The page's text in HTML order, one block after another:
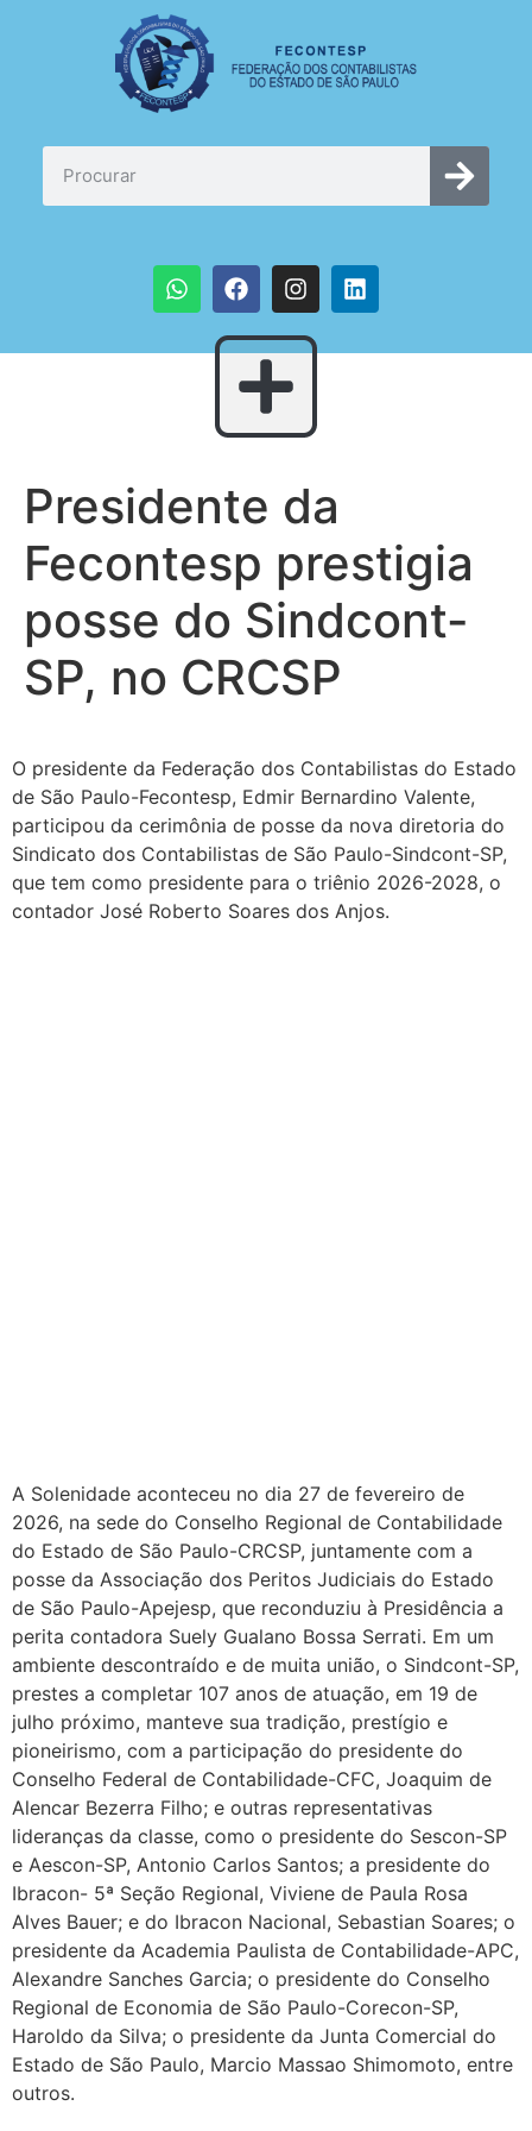
Presidente da
Fecontesp prestigia
posse do Sindcont-
SP, no CRCSP
O presidente da Federação dos Contabilistas do Estado
de São Paulo-Fecontesp, Edmir Bernardino Valente,
participou da cerimônia de posse da nova diretoria do
Sindicato dos Contabilistas de São Paulo-Sindcont-SP,
que tem como presidente para o triênio 2026-2028, o
contador José Roberto Soares dos Anjos.
A Solenidade aconteceu no dia 27 de fevereiro de
2026, na sede do Conselho Regional de Contabilidade
do Estado de São Paulo-CRCSP, juntamente com a
posse da Associação dos Peritos Judiciais do Estado
de São Paulo-Apejesp, que reconduziu à Presidência a
perita contadora Suely Gualano Bossa Serrati. Em um
ambiente descontraído e de muita união, o Sindcont-SP,
prestes a completar 107 anos de atuação, em 19 de
julho próximo, manteve sua tradição, prestígio e
pioneirismo, com a participação do presidente do
Conselho Federal de Contabilidade-CFC, Joaquim de
Alencar Bezerra Filho; e outras representativas
lideranças da classe, como o presidente do Sescon-SP
e Aescon-SP, Antonio Carlos Santos; a presidente do
Ibracon- 5ª Seção Regional, Viviene de Paula Rosa
Alves Bauer; e do Ibracon Nacional, Sebastian Soares; o
presidente da Academia Paulista de Contabilidade-APC,
Alexandre Sanches Garcia; o presidente do Conselho
Regional de Economia de São Paulo-Corecon-SP,
Haroldo da Silva; o presidente da Junta Comercial do
Estado de São Paulo, Marcio Massao Shimomoto, entre
outros.